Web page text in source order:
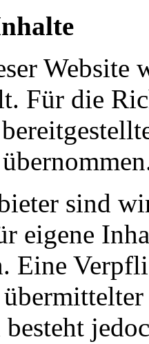
Website
Für die
sind
eigene
Eine